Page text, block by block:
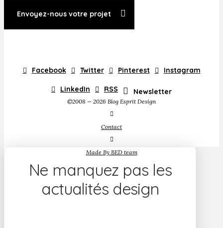
Envoyez-nous votre projet
Facebook Twitter Pinterest Instagram
LinkedIn RSS Newsletter
©2008 — 2026 Blog Esprit Design
Contact
Made By BED team
Ne manquez pas les
actualités design